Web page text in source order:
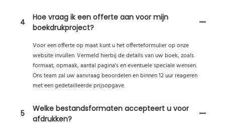
4
Hoe vraag ik een offerte aan voor mijn
boekdrukproject?
Voor een offerte op maat kunt u het offerteformulier op onze
website invullen. Vermeld hierbij de details van uw boek, zoals
formaat, opmaak, aantal pagina's en eventuele speciale wensen.
Ons team zal uw aanvraag beoordelen en binnen 12 uur reageren
met een gedetailleerde prijsopgave.
5
Welke bestandsformaten accepteert u voor
afdrukken?